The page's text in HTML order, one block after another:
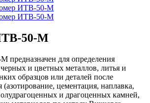
50-М
предназначен для определения
и цветных металлов, литья и
образцов или деталей после
цементация, наплавка,
и драгоценных камней,